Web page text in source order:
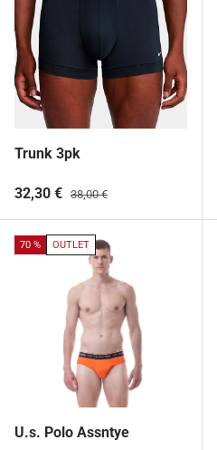
Trunk 3pk
32,30 € 38,00 €
70 % OUTLET
U.s. Polo Assntye